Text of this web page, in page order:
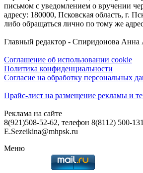
письмом с уведомлением о вручении
адресу: 180000, Псковская область, г.
либо обращаться лично по тому же
Главный редактор - Спиридонова Анна
Соглашение об использовании cookie
Политика конфиденциальности
Согласие на обработку персональных
Прайс-лист на размещение рекламы и
Реклама на сайте
8(921)508-52-62, телефон 8(8112) 500-131
E.Sezeikina@mhpsk.ru
Меню